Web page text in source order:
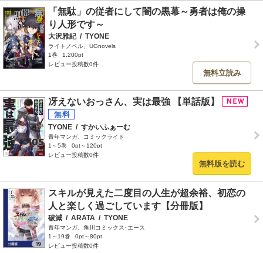
「無駄」の従者にして闇の黒幕～勇者は俺の操
り人形です～
大沢雅紀 / TYONE
ライトノベル、UGnovels
1巻
1,200pt
レビュー投稿数0件
無料立読み
冴えないおっさん、実は最強 【単話版】
TYONE / すかいふぁーむ
青年マンガ、コミックライド
1～5巻
0pt～120pt
レビュー投稿数0件
無料版を読む
スキルが見えた二度目の人生が超余裕、初恋の
人と楽しく過ごしています【分冊版】
破滅 / ARATA / TYONE
青年マンガ、角川コミックス･エース
1～19巻
0pt～80pt
レビュー投稿数0件